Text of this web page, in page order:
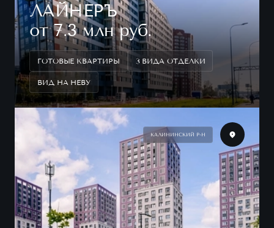
ЛАЙНЕРЪ
от 7.3 млн руб.
ГОТОВЫЕ КВАРТИРЫ 3 ВИДА ОТДЕЛКИ
ВИД НА НЕВУ
КАЛИНИНСКИЙ Р-Н